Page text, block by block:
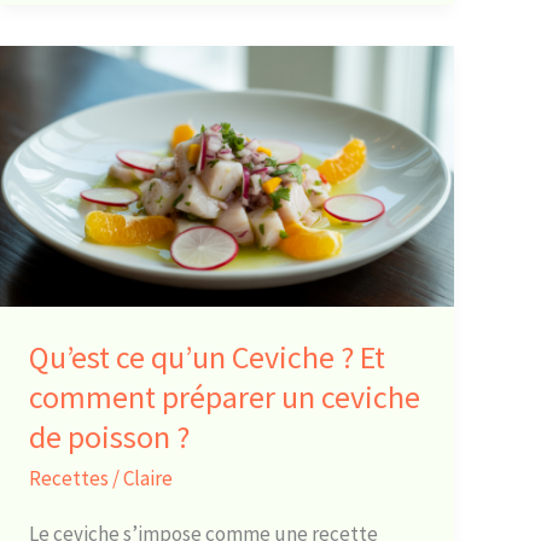
Qu’est ce qu’un Ceviche ? Et
comment préparer un ceviche
de poisson ?
Recettes /Claire
Le ceviche s’impose comme une recette
qu’un
Ceviche
?
Et
comment
ceviche
de
poisson
?